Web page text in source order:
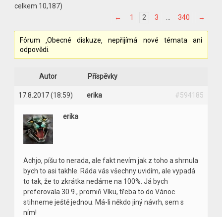
celkem 10,187)
←
1 2 3 340 →
Fórum ‚Obecné diskuze‚ nepřijímá nové témata ani
odpovědi.
Autor Příspěvky
17.8.2017 (18:59) erika #594185
erika
Achjo, píšu to nerada, ale fakt nevím jak z toho a shrnula
bych to asi takhle. Ráda vás všechny uvidím, ale vypadá
to tak, že to zkrátka nedáme na 100%. Já bych
preferovala 30.9., promiň Vlku, třeba to do Vánoc
stihneme ještě jednou. Má-li někdo jiný návrh, sem s
ním!